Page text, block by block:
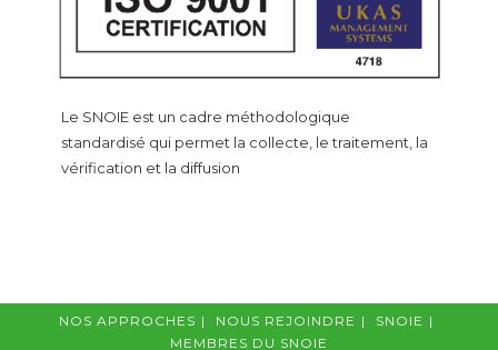
Le SNOIE est un cadre méthodologique
standardisé qui permet la collecte, le traitement, la
vérification et la diffusion
NOS APPROCHES NOUS REJOINDRE
SNOIE
MEMBRES DU SNOIE